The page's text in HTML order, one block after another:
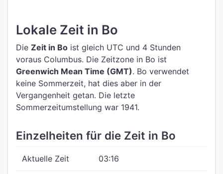
Lokale Zeit in Bo
Die Zeit in Bo ist gleich UTC und 4 Stunden
voraus Columbus. Die Zeitzone in Bo ist
Greenwich Mean Time (GMT). Bo verwendet
keine Sommerzeit, hat dies aber in der
Vergangenheit getan. Die letzte
Sommerzeitumstellung war 1941.
Einzelheiten für die Zeit in Bo
Aktuelle Zeit 03:16